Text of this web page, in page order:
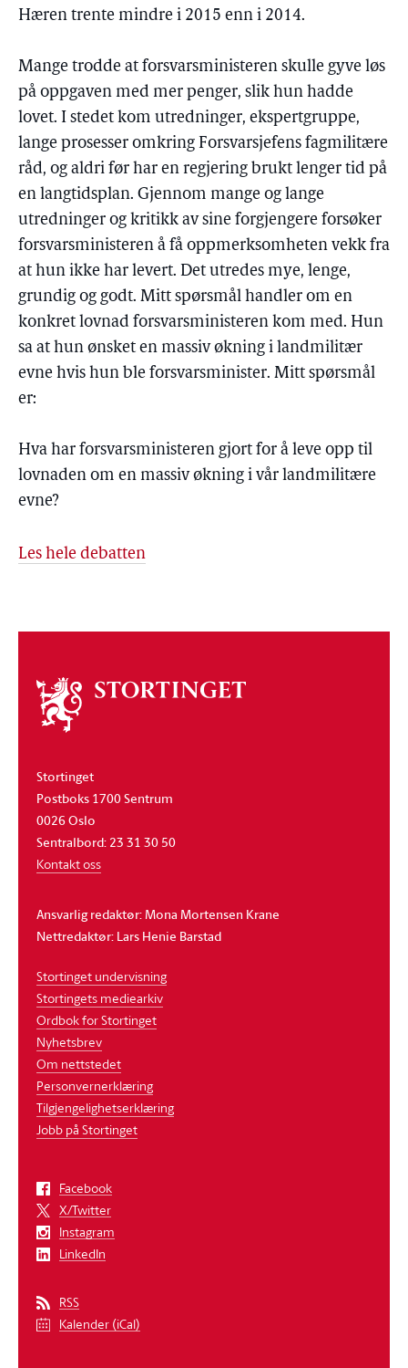
Hæren trente mindre i 2015 enn i 2014.
Mange trodde at forsvarsministeren skulle gyve løs
på oppgaven med mer penger, slik hun hadde
lovet. I stedet kom utredninger, ekspertgruppe,
lange prosesser omkring Forsvarsjefens fagmilitære
råd, og aldri før har en regjering brukt lenger tid på
en langtidsplan. Gjennom mange og lange
utredninger og kritikk av sine forgjengere forsøker
forsvarsministeren å få oppmerksomheten vekk fra
at hun ikke har levert. Det utredes mye, lenge,
grundig og godt. Mitt spørsmål handler om en
konkret lovnad forsvarsministeren kom med. Hun
sa at hun ønsket en massiv økning i landmilitær
evne hvis hun ble forsvarsminister. Mitt spørsmål
er:
Hva har forsvarsministeren gjort for å leve opp til
lovnaden om en massiv økning i vår landmilitære
evne?
Les hele debatten
Om
stortinget
Stortinget
Postboks 1700 Sentrum
0026 Oslo
Sentralbord: 23 31 30 50
Kontakt oss
Ansvarlig redaktør: Mona Mortensen Krane
Nettredaktør: Lars Henie Barstad
Stortinget undervisning
Stortingets mediearkiv
Ordbok for Stortinget
Nyhetsbrev
Om nettstedet
Personvernerklæring
Tilgjengelighetserklæring
Jobb på Stortinget
Facebook
X/Twitter
Instagram
LinkedIn
RSS
Kalender (iCal)